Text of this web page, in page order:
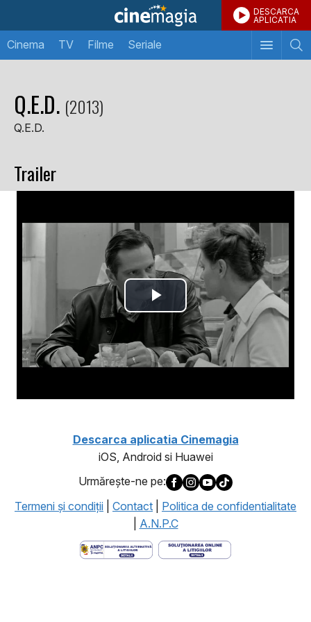
DESCARCA
APLICATIA
Cinema TV Filme Seriale
Q.E.D. (2013)
Q.E.D.
Trailer
Descarca aplicatia Cinemagia
iOS, Android si Huawei
Urmăreşte-ne pe:
Termeni şi condiţii
Contact
Politica de confidentialitate
A.N.P.C